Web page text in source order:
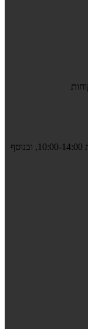
): א-ו בשעות 10:00-14:00, ובנוסף